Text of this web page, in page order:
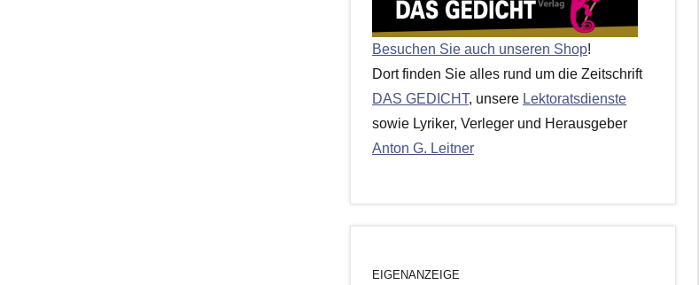
Besuchen Sie auch unseren Shop!
Dort finden Sie alles rund um die Zeitschrift
DAS GEDICHT, unsere Lektoratsdienste
sowie Lyriker, Verleger und Herausgeber
Anton G. Leitner
EIGENANZEIGE